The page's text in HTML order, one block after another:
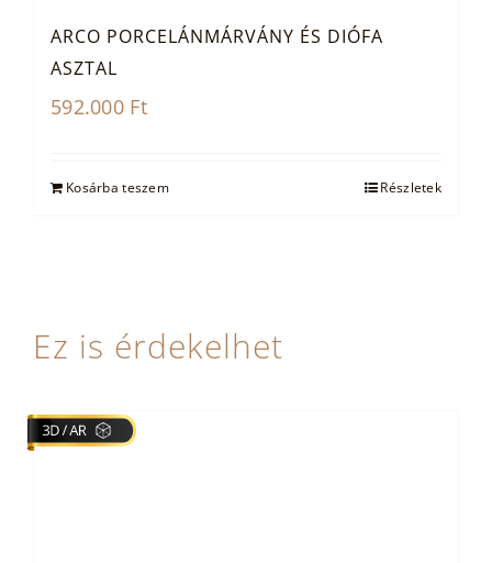
ARCO PORCELÁNMÁRVÁNY ÉS DIÓFA
ASZTAL
592.000 Ft
Kosárba teszem Részletek
Ez is érdekelhet